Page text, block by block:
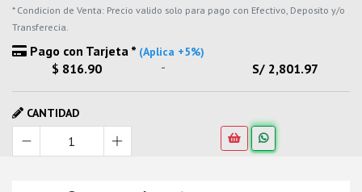
* Condicion de Venta: Precio valido solo para pago con Efectivo, Deposito y/o
Transferecia.
Pago con Tarjeta * (Aplica +5%)
$ 816.90 - S/ 2,801.97
CANTIDAD